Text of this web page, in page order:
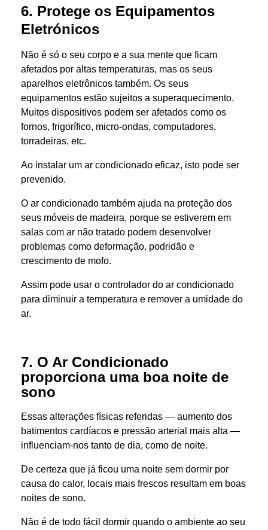
6. Protege os Equipamentos
Eletrónicos
Não é só o seu corpo e a sua mente que ficam
afetados por altas temperaturas, mas os seus
aparelhos eletrônicos também. Os seus
equipamentos estão sujeitos a superaquecimento.
Muitos dispositivos podem ser afetados como os
fornos, frigorífico, micro-ondas, computadores,
torradeiras, etc.
Ao instalar um ar condicionado eficaz, isto pode ser
prevenido.
O ar condicionado também ajuda na proteção dos
seus móveis de madeira, porque se estiverem em
salas com ar não tratado podem desenvolver
problemas como deformação, podridão e
crescimento de mofo.
Assim pode usar o controlador do ar condicionado
para diminuir a temperatura e remover a umidade do
ar.
7. O Ar Condicionado
proporciona uma boa noite de
sono
Essas alterações físicas referidas — aumento dos
batimentos cardíacos e pressão arterial mais alta —
influenciam-nos tanto de dia, como de noite.
De certeza que já ficou uma noite sem dormir por
causa do calor, locais mais frescos resultam em boas
noites de sono.​
Não é de todo fácil dormir quando o ambiente ao seu